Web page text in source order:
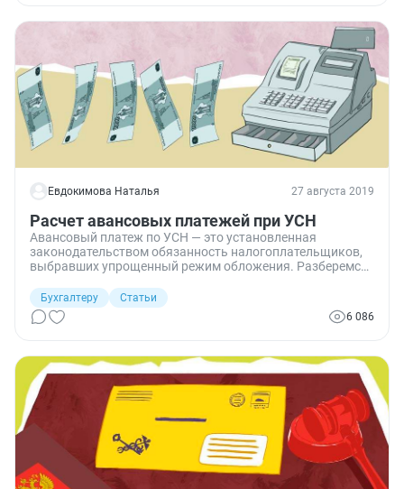
Евдокимова Наталья 27 августа 2019
Расчет авансовых платежей при УСН
Авансовый платеж по УСН — это установленная
законодательством обязанность налогоплательщиков,
выбравших упрощенный режим обложения. Разберемся,
перечислять платежи в бюджет.
Бухгалтеру
Статьи
6 086